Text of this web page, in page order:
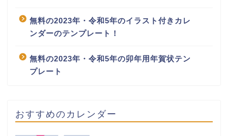
無料の2023年・令和5年のイラスト付きカレ
ンダーのテンプレート！
無料の2023年・令和5年の卯年用年賀状テン
プレート
おすすめのカレンダー